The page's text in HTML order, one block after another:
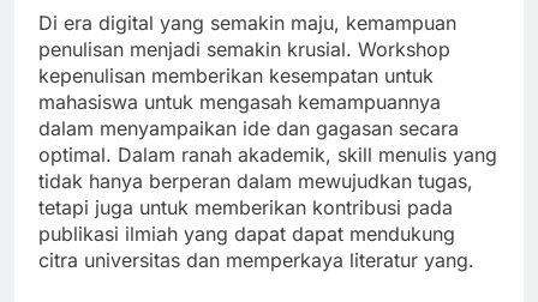
Di era digital yang semakin maju, kemampuan
penulisan menjadi semakin krusial. Workshop
kepenulisan memberikan kesempatan untuk
mahasiswa untuk mengasah kemampuannya
dalam menyampaikan ide dan gagasan secara
optimal. Dalam ranah akademik, skill menulis yang
tidak hanya berperan dalam mewujudkan tugas,
tetapi juga untuk memberikan kontribusi pada
publikasi ilmiah yang dapat dapat mendukung
citra universitas dan memperkaya literatur yang.